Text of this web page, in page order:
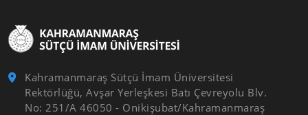
Kahramanmaraş Sütçü İmam Üniversitesi
Rektörlüğü, Avşar Yerleşkesi Batı Çevreyolu Blv.
No: 251/A 46050 - Onikişubat/Kahramanmaraş